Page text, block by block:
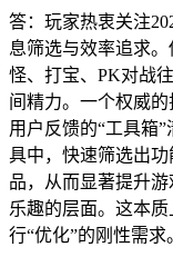
答：玩家热衷关注
息筛选与效率追求
怪、打宝、PK对战
间精力。一个权威
用户反馈的“工具箱
具中，快速筛选出
品，从而显著提升
乐趣的层面。这本
行“优化”的刚性需求